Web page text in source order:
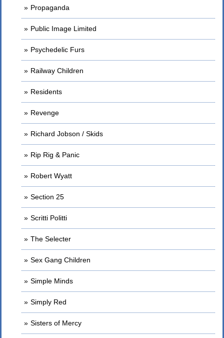
Propaganda
Public Image Limited
Psychedelic Furs
Railway Children
Residents
Revenge
Richard Jobson / Skids
Rip Rig & Panic
Robert Wyatt
Section 25
Scritti Politti
The Selecter
Sex Gang Children
Simple Minds
Simply Red
Sisters of Mercy